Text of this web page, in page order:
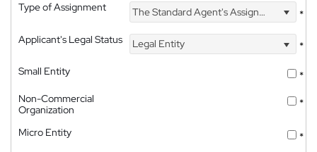
Type of Assignment The Standard Agent's Assignment
*
Applicant's Legal Status
Legal Entity
*
Small Entity
*
Non-Commercial
Organization
*
Micro Entity
*